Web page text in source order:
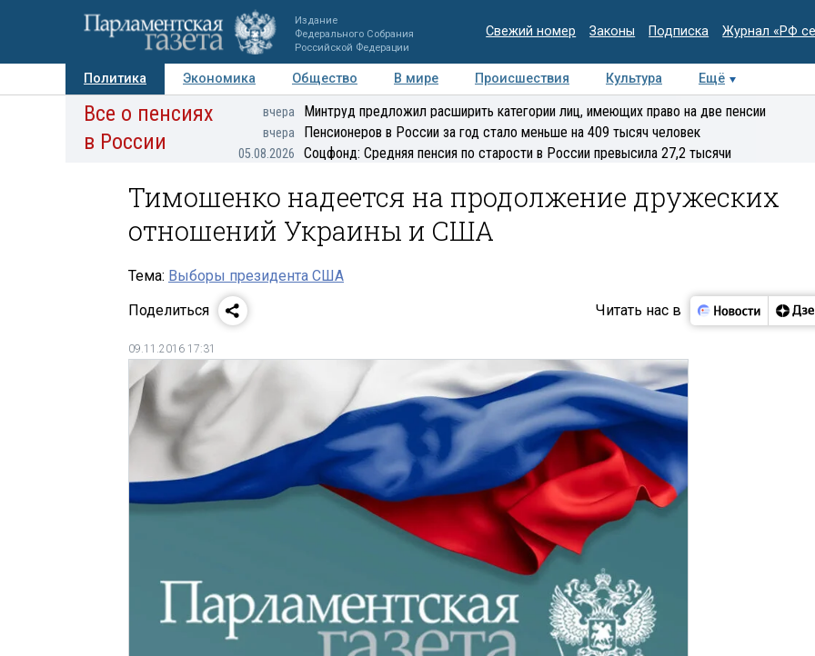
Издание
Федерального Собрания
Российской Федерации
Свежий номер Законы Подписка Журнал «РФ
Политика Экономика Общество В мире Происшествия Культура
Ещё
Авторы Персоны Мнения Регионы Медиацентр Интервью Колумнисты
Все о пенсиях
в России
вчера Минтруд предложил расширить категории лиц, имеющих право на две пенсии
вчера Пенсионеров в России за год стало меньше на 409 тысяч человек
05.08.2026 Соцфонд: Средняя пенсия по старости в России превысила 27,2 тысячи
Тимошенко надеется на продолжение дружеских
отношений Украины и США
Тема: Выборы президента США
Поделиться
Читать нас в
09.11.2016 17:31